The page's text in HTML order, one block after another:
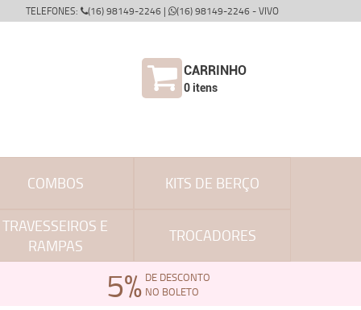
TELEFONES: (16) 98149-2246 | (16) 98149-2246 - VIVO
CARRINHO
0itens
COMBOS KITS DE BERÇO
TRAVESSEIROS E
RAMPAS
TROCADORES
5% DE DESCONTO
NO BOLETO